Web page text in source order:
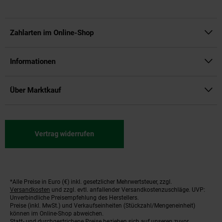
Zahlarten im Online-Shop
Informationen
Über Marktkauf
Vertrag widerrufen
Fußnoten
*Alle Preise in Euro (€) inkl. gesetzlicher Mehrwertsteuer, zzgl.
Versandkosten und zzgl. evtl. anfallender Versandkostenzuschläge. UVP:
Unverbindliche Preisempfehlung des Herstellers.
Preise (inkl. MwSt.) und Verkaufseinheiten (Stückzahl/Mengeneinheit)
können im Online-Shop abweichen.